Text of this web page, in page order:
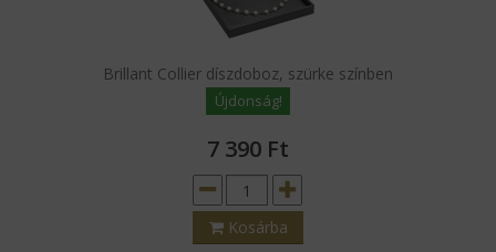
Brillant Collier díszdoboz, szürke színben
Újdonság!
7 390 Ft
Kosárba